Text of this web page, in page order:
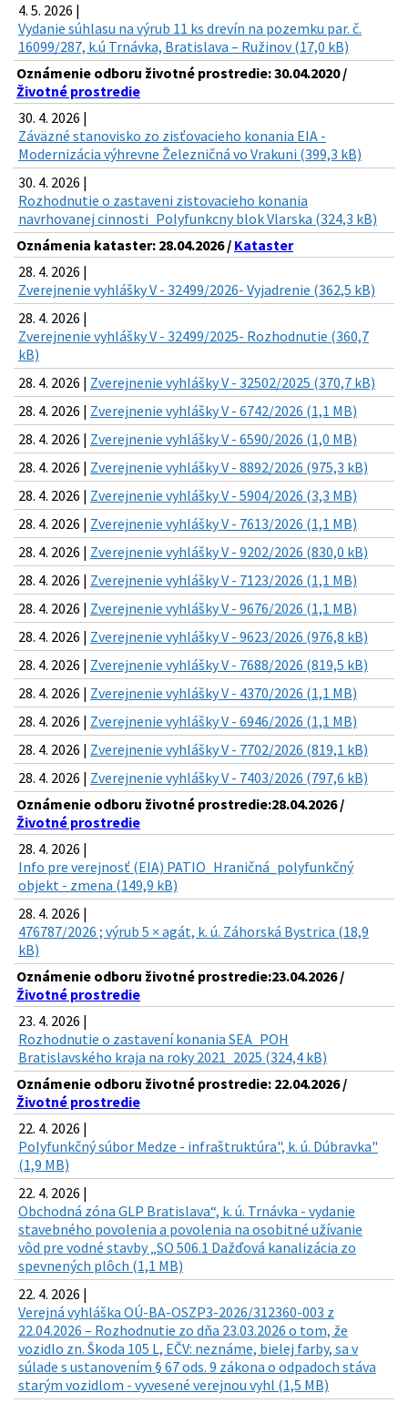
4. 5. 2026 |
Vydanie súhlasu na výrub 11 ks drevín na pozemku par. č.
16099/287, k.ú Trnávka, Bratislava – Ružinov (17,0 kB)
Oznámenie odboru životné prostredie: 30.04.2020 /
Životné prostredie
30. 4. 2026 |
Záväzné stanovisko zo zisťovacieho konania EIA -
Modernizácia výhrevne Železničná vo Vrakuni (399,3 kB)
30. 4. 2026 |
Rozhodnutie o zastaveni zistovacieho konania
navrhovanej cinnosti_Polyfunkcny blok Vlarska (324,3 kB)
Oznámenia kataster: 28.04.2026 / Kataster
28. 4. 2026 |
Zverejnenie vyhlášky V - 32499/2026- Vyjadrenie (362,5 kB)
28. 4. 2026 |
Zverejnenie vyhlášky V - 32499/2025- Rozhodnutie (360,7
kB)
28. 4. 2026 | Zverejnenie vyhlášky V - 32502/2025 (370,7 kB)
28. 4. 2026 | Zverejnenie vyhlášky V - 6742/2026 (1,1 MB)
28. 4. 2026 | Zverejnenie vyhlášky V - 6590/2026 (1,0 MB)
28. 4. 2026 | Zverejnenie vyhlášky V - 8892/2026 (975,3 kB)
28. 4. 2026 | Zverejnenie vyhlášky V - 5904/2026 (3,3 MB)
28. 4. 2026 | Zverejnenie vyhlášky V - 7613/2026 (1,1 MB)
28. 4. 2026 | Zverejnenie vyhlášky V - 9202/2026 (830,0 kB)
28. 4. 2026 | Zverejnenie vyhlášky V - 7123/2026 (1,1 MB)
28. 4. 2026 | Zverejnenie vyhlášky V - 9676/2026 (1,1 MB)
28. 4. 2026 | Zverejnenie vyhlášky V - 9623/2026 (976,8 kB)
28. 4. 2026 | Zverejnenie vyhlášky V - 7688/2026 (819,5 kB)
28. 4. 2026 | Zverejnenie vyhlášky V - 4370/2026 (1,1 MB)
28. 4. 2026 | Zverejnenie vyhlášky V - 6946/2026 (1,1 MB)
28. 4. 2026 | Zverejnenie vyhlášky V - 7702/2026 (819,1 kB)
28. 4. 2026 | Zverejnenie vyhlášky V - 7403/2026 (797,6 kB)
Oznámenie odboru životné prostredie:28.04.2026 /
Životné prostredie
28. 4. 2026 |
Info pre verejnosť (EIA) PATIO_Hraničná_polyfunkčný
objekt - zmena (149,9 kB)
28. 4. 2026 |
476787/2026 ; výrub 5 × agát, k. ú. Záhorská Bystrica (18,9
kB)
Oznámenie odboru životné prostredie:23.04.2026 /
Životné prostredie
23. 4. 2026 |
Rozhodnutie o zastavení konania SEA_POH
Bratislavského kraja na roky 2021_2025 (324,4 kB)
Oznámenie odboru životné prostredie: 22.04.2026 /
Životné prostredie
22. 4. 2026 |
Polyfunkčný súbor Medze - infraštruktúra", k. ú. Dúbravka"
(1,9 MB)
22. 4. 2026 |
Obchodná zóna GLP Bratislava“, k. ú. Trnávka - vydanie
stavebného povolenia a povolenia na osobitné užívanie
vôd pre vodné stavby „SO 506.1 Dažďová kanalizácia zo
spevnených plôch (1,1 MB)
22. 4. 2026 |
Verejná vyhláška OÚ-BA-OSZP3-2026/312360-003 z
22.04.2026 – Rozhodnutie zo dňa 23.03.2026 o tom, že
vozidlo zn. Škoda 105 L, EČV: neznáme, bielej farby, sa v
súlade s ustanovením § 67 ods. 9 zákona o odpadoch stáva
starým vozidlom - vyvesené verejnou vyhl (1,5 MB)